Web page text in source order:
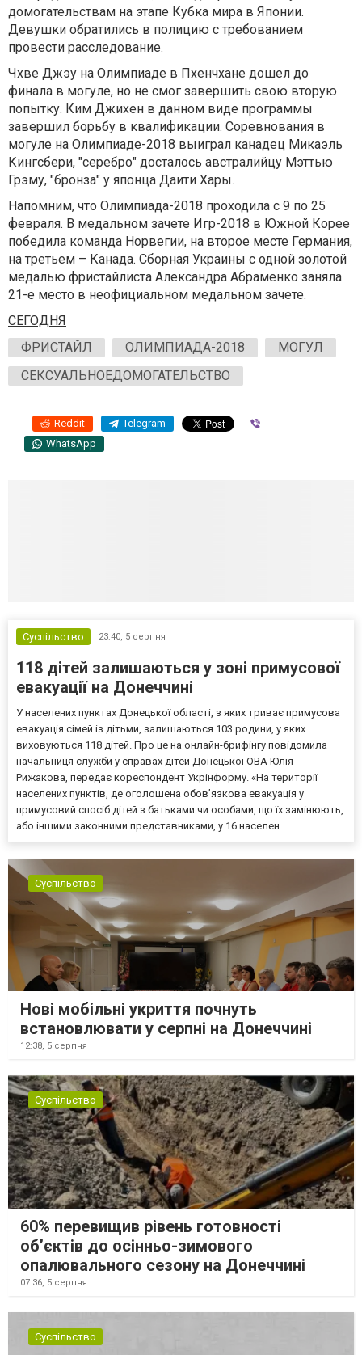
домогательствам на этапе Кубка мира в Японии.
Девушки обратились в полицию с требованием
провести расследование.
Чхве Джэу на Олимпиаде в Пхенчхане дошел до
финала в могуле, но не смог завершить свою вторую
попытку. Ким Джихен в данном виде программы
завершил борьбу в квалификации. Соревнования в
могуле на Олимпиаде-2018 выиграл канадец Микаэль
Кингсбери, "серебро" досталось австралийцу Мэттью
Грэму, "бронза" у японца Даити Хары.
Напомним, что Олимпиада-2018 проходила с 9 по 25
февраля. В медальном зачете Игр-2018 в Южной Корее
победила команда Норвегии, на второе месте Германия,
на третьем – Канада. Сборная Украины с одной золотой
медалью фристайлиста Александра Абраменко заняла
21-е место в неофициальном медальном зачете.
СЕГОДНЯ
ФРИСТАЙЛ
ОЛИМПИАДА-2018
МОГУЛ
СЕКСУАЛЬНОЕДОМОГАТЕЛЬСТВО
Reddit Telegram
WhatsApp
Суспільство 23:40, 5 серпня
118 дітей залишаються у зоні примусової
евакуації на Донеччині
У населених пунктах Донецької області, з яких триває примусова
евакуація сімей із дітьми, залишаються 103 родини, у яких
виховуються 118 дітей. Про це на онлайн-брифінгу повідомила
начальниця служби у справах дітей Донецької ОВА Юлія
Рижакова, передає кореспондент Укрінформу. «На території
населених пунктів, де оголошена обов’язкова евакуація у
примусовий спосіб дітей з батьками чи особами, що їх замінюють,
або іншими законними представниками, у 16 населен...
Суспільство
Нові мобільні укриття почнуть
встановлювати у серпні на Донеччині
12:38, 5 серпня
Суспільство
60% перевищив рівень готовності
об’єктів до осінньо-зимового
опалювального сезону на Донеччині
07:36, 5 серпня
Суспільство